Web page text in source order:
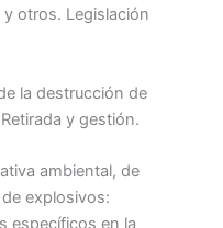
otros. Legislación
la destrucción de
y gestión.
ambiental, de
explosivos:
específicos en la